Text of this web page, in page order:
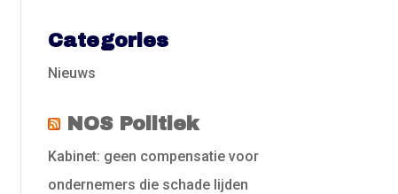
Categories
Nieuws
NOS Politiek
Kabinet: geen compensatie voor
ondernemers die schade lijden